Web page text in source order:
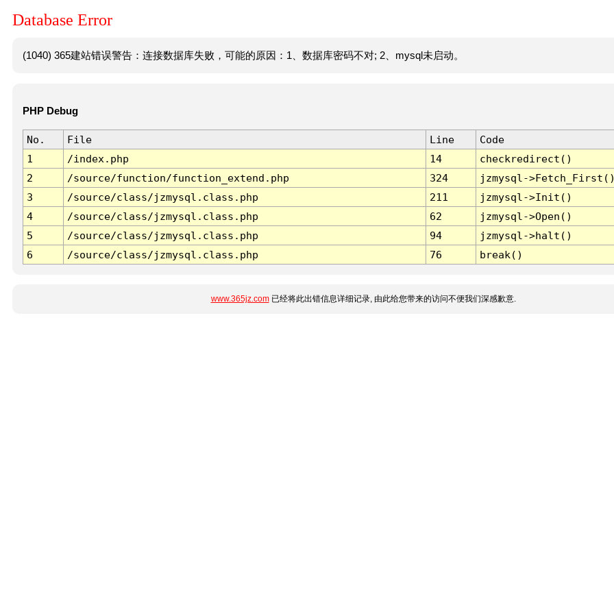
Database Error
(1040) 365建站错误警告：连接数据库失败，可能的原因：1、数据库密码不对; 2、mysql未启动。
PHP Debug
No. File Line
Code
1
/index.php 14
checkredirect()
2
/source/function/function_extend.php 324
jzmysql-
3
/source/class/jzmysql.class.php 211
jzmysql->Init()
4
/source/class/jzmysql.class.php 62
jzmysql->Open()
5
/source/class/jzmysql.class.php 94
jzmysql->halt()
6
/source/class/jzmysql.class.php 76 break()
www.365jz.com已经将此出错信息详细记录, 由此给您带来的访问不便我们深感歉意.